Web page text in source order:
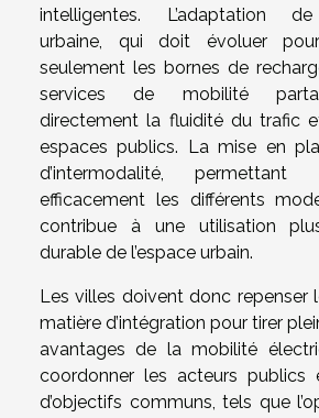
intelligentes. L’adaptation de
urbaine, qui doit évoluer
seulement les bornes de
services de mobilité
directement la fluidité du trafic
espaces publics. La mise en
d’intermodalité,
efficacement les différents
contribue à une utilisation
durable de l’espace urbain.
Les villes doivent donc repenser
matière d’intégration pour tirer
avantages de la mobilité
coordonner les acteurs publics
d’objectifs communs, tels que